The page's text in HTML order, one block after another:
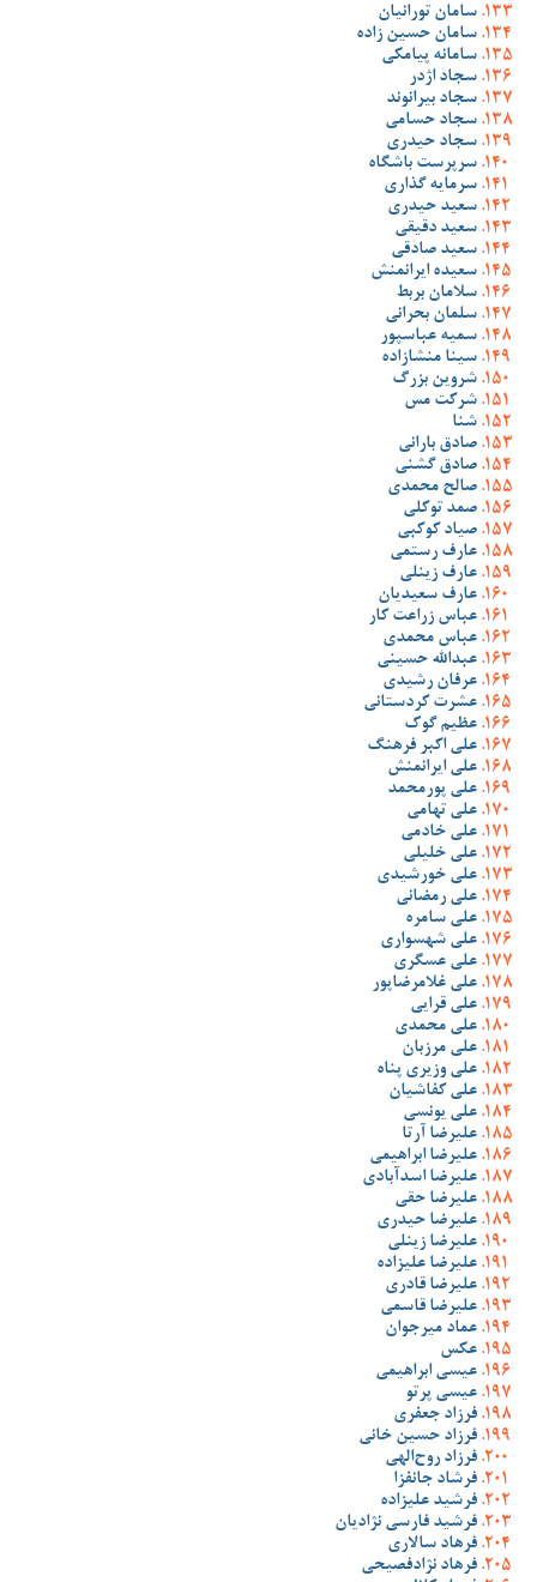
سامان تورانیان
سامان حسین زاده
سامانه پیامکی
سجاد اژدر
سجاد بیرانوند
سجاد حسامی
سجاد حیدری
سرپرست باشگاه
سرمایه گذاری
سعید حیدری
سعید دقیقی
سعید صادقی
سعیده ایرانمنش
سلامان بربط
سلمان بحرانی
سمیه عباسپور
سینا منشازاده
شروین بزرگ
شرکت مس
شنا
صادق بارانی
صادق گشنی
صالح محمدی
صمد توکلی
صیاد کوکبی
عارف رستمی
عارف زینلی
عارف سعیدیان
عباس زراعت کار
عباس محمدی
عبدالله حسینی
عرفان رشیدی
عشرت کردستانی
عظیم گوک
علی اکبر فرهنگ
علی ایرانمنش
علی پورمحمد
علی تهامی
علی خادمی
علی خلیلی
علی خورشیدی
علی رمضانی
علی سامره
علی شهسواری
علی عسگری
علی غلامرضاپور
علی قرایی
علی محمدی
علی مرزبان
علی وزیری پناه
علی کفاشیان
علی یونسی
علیرضا آرتا
علیرضا ابراهیمی
علیرضا اسدآبادی
علیرضا حقی
علیرضا حیدری
علیرضا زینلی
علیرضا علیزاده
علیرضا قادری
علیرضا قاسمی
عماد میرجوان
عکس
عیسی ابراهیمی
عیسی پرتو
فرزاد جعفری
فرزاد حسین خانی
فرزاد روح‌الهی
فرشاد جانفزا
فرشید علیزاده
فرشید فارسی نژادیان
فرهاد سالاری
فرهاد نژادفصیحی